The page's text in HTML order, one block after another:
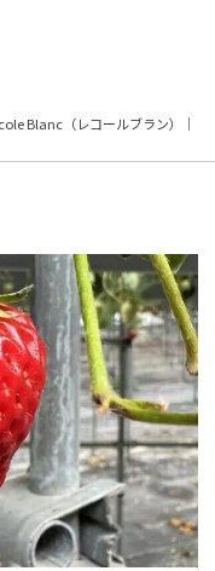
Blanc（レコールブラン）｜